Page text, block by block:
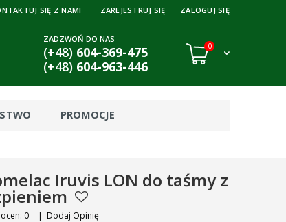
ZAREJESTRUJ SIĘ ZALOGUJ SIĘ
SIĘ Z NAMI
ZADZWOŃ DO NAS
(+48)604-369-475
(+48) 604-963-446
0
PROMOCJE
Iruvis LON do taśmy z
0 | Dodaj Opinię